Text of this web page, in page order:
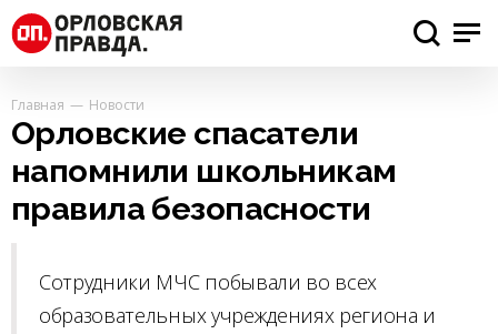
Главная Новости
Орловские спасатели
напомнили школьникам
правила безопасности
Сотрудники МЧС побывали во всех
образовательных учреждениях региона и